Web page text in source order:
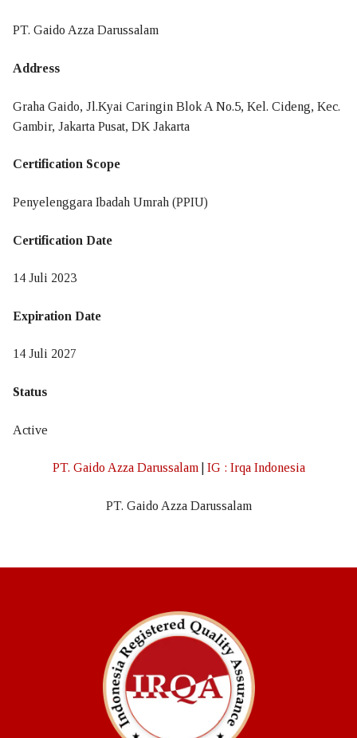
Hak dan Kewajiban
Pelatihan Sertifikasi ISO
ISO 9001:2015
ISO 14001:2015
ISO 21001:2018
ISO 22001:2018
ISO 45001:2018
Klien PPIU – Akreditasi PPIU
Klien PIHK – Akreditasi PIHK
PT. Gaido Azza Darussalam
Address
Graha Gaido, Jl.Kyai Caringin Blok A No.5, Kel. Cideng, Kec.
Gambir, Jakarta Pusat, DK Jakarta
Certification Scope
Penyelenggara Ibadah Umrah (PPIU)
Certification Date
14 Juli 2023
Expiration Date
14 Juli 2027
Status
Active
PT. Gaido Azza Darussalam| IG : Irqa Indonesia
PT. Gaido Azza Darussalam